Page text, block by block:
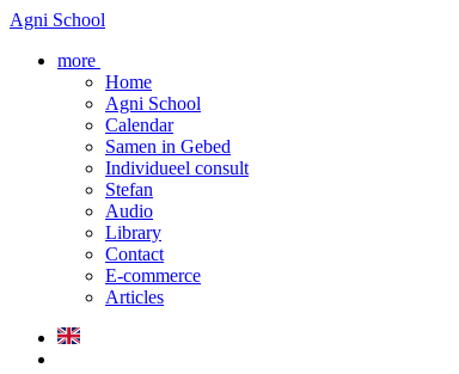
Agni School
more
Home
Agni School
Calendar
Samen in Gebed
Individueel consult
Stefan
Audio
Library
Contact
E-commerce
Articles